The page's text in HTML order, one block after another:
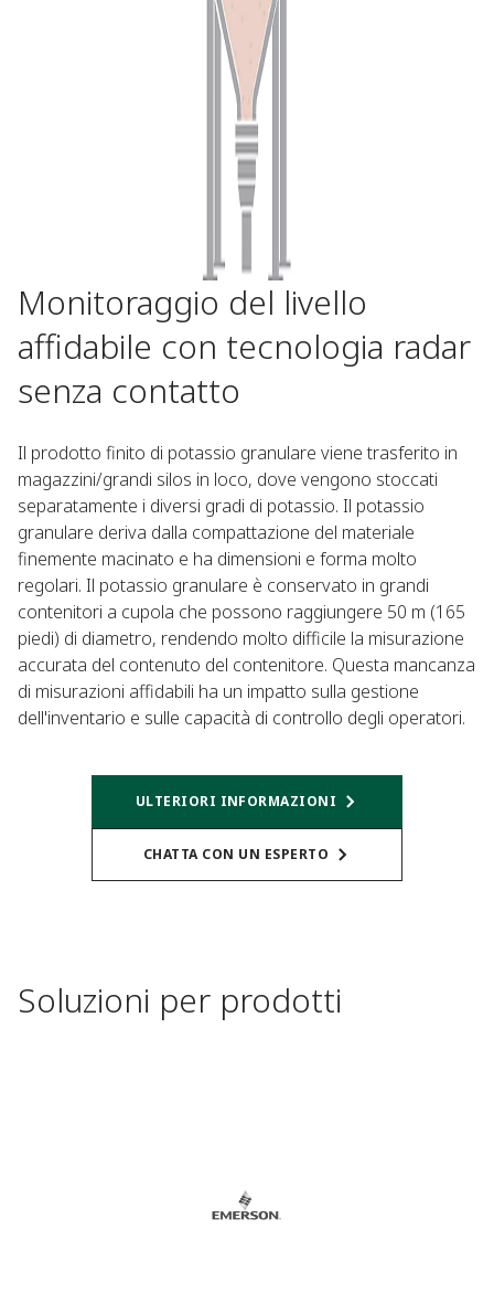
Monitoraggio del livello
affidabile con tecnologia radar
senza contatto
Il prodotto finito di potassio granulare viene trasferito in
magazzini/grandi silos in loco, dove vengono stoccati
separatamente i diversi gradi di potassio. Il potassio
granulare deriva dalla compattazione del materiale
finemente macinato e ha dimensioni e forma molto
regolari. Il potassio granulare è conservato in grandi
contenitori a cupola che possono raggiungere 50 m (165
piedi) di diametro, rendendo molto difficile la misurazione
accurata del contenuto del contenitore. Questa mancanza
di misurazioni affidabili ha un impatto sulla gestione
dell'inventario e sulle capacità di controllo degli operatori.
ULTERIORI INFORMAZIONI
CHATTA CON UN ESPERTO
Soluzioni per prodotti